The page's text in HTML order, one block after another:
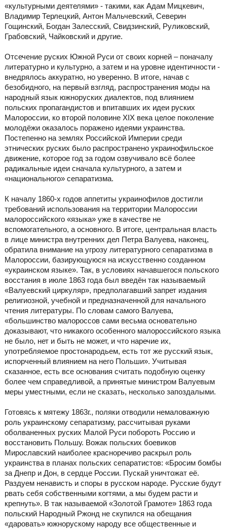
«культурными деятелями» - такими, как Адам Мицкевич,
Владимир Терлецкий, Антон Мальчевский, Северин
Гощинский, Богдан Залесский, Свидзинский, Руликовский,
Грабовский, Чайковский и другие.
Отсечение руских Южной Руси от своих корней – поначалу
литературно и культурно, а затем и на уровне идентичности -
внедрялось аккуратно, но уверенно. В итоге, начав с
безобидного, на первый взгляд, распространения моды на
народный язык южноруских диалектов, под влиянием
польских пропагандистов и впитавших их идеи руских
Малороссии, ко второй половине ХІХ века целое поколение
молодёжи оказалось поражено идеями украинства.
Постепенно на землях Российской Империи среди
этнических руских было распространено украинофильское
движение, которое год за годом озвучивало всё более
радикальные идеи сначала культурного, а затем и
«национального» сепаратизма.
К началу 1860-х годов аппетиты украинофилов достигли
требований использования на территории Малороссии
малороссийского «языка» уже в качестве не
вспомогательного, а основного. В итоге, центральная власть
в лице министра внутренних дел Петра Валуева, наконец,
обратила внимание на угрозу литературного сепаратизма в
Малороссии, базирующуюся на искусственно созданном
«украинском языке». Так, в условиях начавшегося польского
восстания в июле 1863 года был введён так называемый
«Валуевский циркуляр», предполагавший запрет издания
религиозной, учебной и предназначенной для начального
чтения литературы. По словам самого Валуева,
«большинство малороссов сами весьма основательно
доказывают, что никакого особенного малороссийского языка
не было, нет и быть не может, и что наречие их,
употребляемое простонародьем, есть тот же русский язык,
испорченный влиянием на него Польши». Учитывая
сказанное, есть все основания считать подобную оценку
более чем справедливой, а принятые министром Валуевым
меры уместными, если не сказать, несколько запоздалыми.
Готовясь к мятежу 1863г., поляки отводили немаловажную
роль украинскому сепаратизму, рассчитывая руками
оболваненных руских Малой Руси побороть Россию и
восстановить Польшу. Вожак польских боевиков
Мирославский наиболее красноречиво раскрыл роль
украинства в планах польских сепаратистов: «Бросим бомбы
за Днепр и Дон, в сердце России. Пускай уничтожат её.
Раздуем ненависть и споры в русском народе. Русские будут
рвать себя собственными когтями, а мы будем расти и
крепнуть». В так называемой «Золотой Грамоте» 1863 года
польский Народный Ржонд не скупился на обещания
«даровать» южнорускому народу все общественные и